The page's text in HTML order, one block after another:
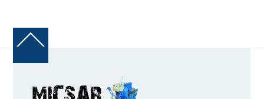
Back
Top